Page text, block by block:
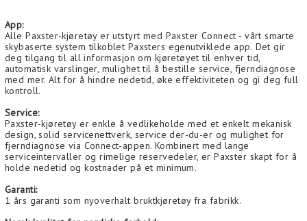
App:
Alle Paxster-kjøretøy er utstyrt med Paxster Connect - vårt smarte
skybaserte system tilkoblet Paxsters egenutviklede app. Det gir
deg tilgang til all informasjon om kjøretøyet til enhver tid,
automatisk varslinger, mulighet til å bestille service, fjerndiagnose
med mer. Alt for å hindre nedetid, øke effektiviteten og gi deg full
kontroll.
Service:
Paxster-kjøretøy er enkle å vedlikeholde med et enkelt mekanisk
design, solid servicenettverk, service der-du-er og mulighet for
fjerndiagnose via Connect-appen. Kombinert med lange
serviceintervaller og rimelige reservedeler, er Paxster skapt for å
holde nedetid og kostnader på et minimum.
Garanti:
1 års garanti som nyoverhalt bruktkjøretøy fra fabrikk.